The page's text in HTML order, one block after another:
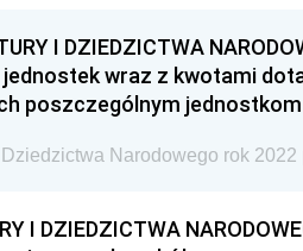
I DZIEDZICTWA
wraz z kwotami
poszczególnym jednostkom
Narodowego rok 2022
I DZIEDZICTWA